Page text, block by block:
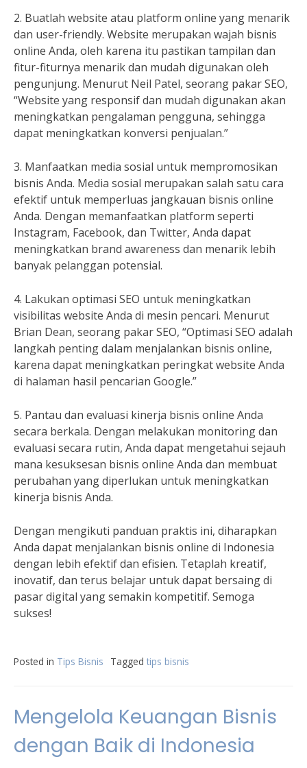
2. Buatlah website atau platform online yang menarik
dan user-friendly. Website merupakan wajah bisnis
online Anda, oleh karena itu pastikan tampilan dan
fitur-fiturnya menarik dan mudah digunakan oleh
pengunjung. Menurut Neil Patel, seorang pakar SEO,
“Website yang responsif dan mudah digunakan akan
meningkatkan pengalaman pengguna, sehingga
dapat meningkatkan konversi penjualan.”
3. Manfaatkan media sosial untuk mempromosikan
bisnis Anda. Media sosial merupakan salah satu cara
efektif untuk memperluas jangkauan bisnis online
Anda. Dengan memanfaatkan platform seperti
Instagram, Facebook, dan Twitter, Anda dapat
meningkatkan brand awareness dan menarik lebih
banyak pelanggan potensial.
4. Lakukan optimasi SEO untuk meningkatkan
visibilitas website Anda di mesin pencari. Menurut
Brian Dean, seorang pakar SEO, “Optimasi SEO adalah
langkah penting dalam menjalankan bisnis online,
karena dapat meningkatkan peringkat website Anda
di halaman hasil pencarian Google.”
5. Pantau dan evaluasi kinerja bisnis online Anda
secara berkala. Dengan melakukan monitoring dan
evaluasi secara rutin, Anda dapat mengetahui sejauh
mana kesuksesan bisnis online Anda dan membuat
perubahan yang diperlukan untuk meningkatkan
kinerja bisnis Anda.
Dengan mengikuti panduan praktis ini, diharapkan
Anda dapat menjalankan bisnis online di Indonesia
dengan lebih efektif dan efisien. Tetaplah kreatif,
inovatif, dan terus belajar untuk dapat bersaing di
pasar digital yang semakin kompetitif. Semoga
sukses!
Posted in Tips Bisnis Tagged tips bisnis
Mengelola Keuangan Bisnis
dengan Baik di Indonesia